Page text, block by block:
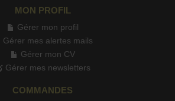
MON PROFIL
Gérer mon profil
Gérer mes alertes mails
Gérer mon CV
Gérer mes newsletters
COMMANDES